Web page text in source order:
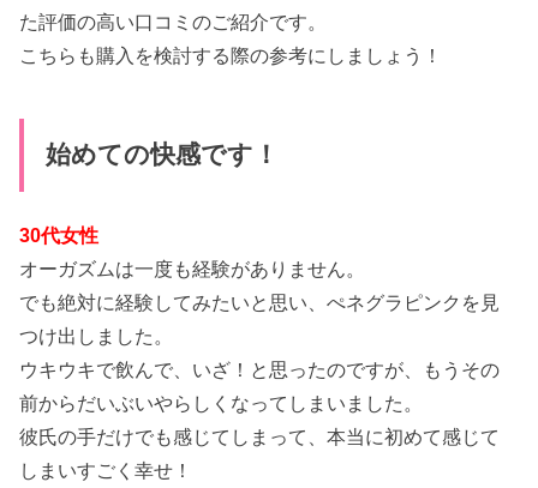
た評価の高い口コミのご紹介です。
こちらも購入を検討する際の参考にしましょう！
始めての快感です！
30代女性
オーガズムは一度も経験がありません。
でも絶対に経験してみたいと思い、ぺネグラピンクを見
つけ出しました。
ウキウキで飲んで、いざ！と思ったのですが、もうその
前からだいぶいやらしくなってしまいました。
彼氏の手だけでも感じてしまって、本当に初めて感じて
しまいすごく幸せ！